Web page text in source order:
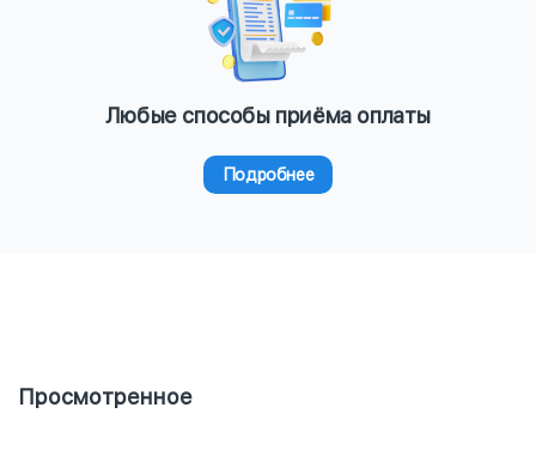
Любые способы приёма оплаты
Подробнее
Просмотренное